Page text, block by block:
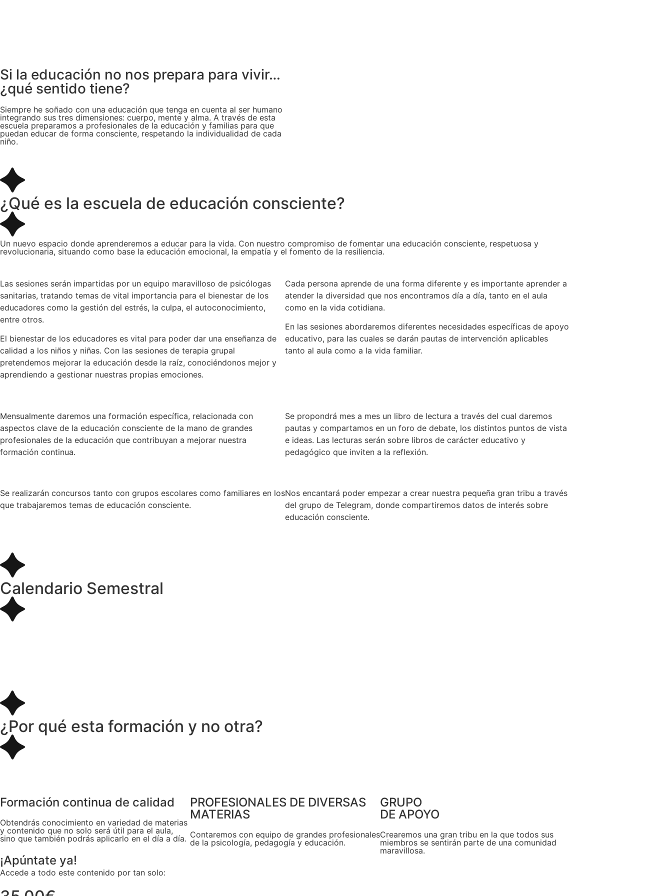
Si la educación no nos prepara para vivir…
¿qué sentido tiene?
Siempre he soñado con una educación que tenga en cuenta al ser humano
integrando sus tres dimensiones: cuerpo, mente y alma. A través de esta
escuela preparamos a profesionales de la educación y familias para que
puedan educar de forma consciente, respetando la individualidad de cada
niño.
¿Qué es la escuela de educación consciente?
Un nuevo espacio donde aprenderemos a educar para la vida. Con nuestro compromiso de fomentar una educación consciente, respetuosa y
revolucionaria, situando como base la educación emocional, la empatía y el fomento de la resiliencia.
Las sesiones serán impartidas por un equipo maravilloso de psicólogas
sanitarias, tratando temas de vital importancia para el bienestar de los
educadores como la gestión del estrés, la culpa, el autoconocimiento,
entre otros.
El bienestar de los educadores es vital para poder dar una enseñanza de
calidad a los niños y niñas. Con las sesiones de terapia grupal
pretendemos mejorar la educación desde la raíz, conociéndonos mejor y
aprendiendo a gestionar nuestras propias emociones.
Cada persona aprende de una forma diferente y es importante aprender a
atender la diversidad que nos encontramos día a día, tanto en el aula
como en la vida cotidiana.
En las sesiones abordaremos diferentes necesidades específicas de apoyo
educativo, para las cuales se darán pautas de intervención aplicables
tanto al aula como a la vida familiar.
Mensualmente daremos una formación específica, relacionada con
aspectos clave de la educación consciente de la mano de grandes
profesionales de la educación que contribuyan a mejorar nuestra
formación continua.
Se propondrá mes a mes un libro de lectura a través del cual daremos
pautas y compartamos en un foro de debate, los distintos puntos de vista
e ideas. Las lecturas serán sobre libros de carácter educativo y
pedagógico que inviten a la reflexión.
Se realizarán concursos tanto con grupos escolares como familiares en los
que trabajaremos temas de educación consciente.
Nos encantará poder empezar a crear nuestra pequeña gran tribu a través
del grupo de Telegram, donde compartiremos datos de interés sobre
educación consciente.
Calendario Semestral
¿Por qué esta formación y no otra?
Formación continua de calidad
Obtendrás conocimiento en variedad de materias
y contenido que no solo será útil para el aula,
sino que también podrás aplicarlo en el día a día.
PROFESIONALES DE DIVERSAS
MATERIAS
Contaremos con equipo de grandes profesionales
de la psicología, pedagogía y educación.
GRUPO
DE APOYO
Crearemos una gran tribu en la que todos sus
miembros se sentirán parte de una comunidad
maravillosa.
¡Apúntate ya!
Accede a todo este contenido por tan solo: